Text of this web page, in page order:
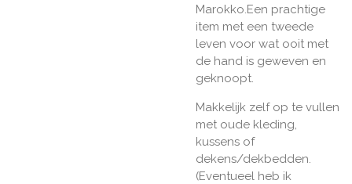
Marokko.Een prachtige
item met een tweede
leven voor wat ooit met
de hand is geweven en
geknoopt.
Makkelijk zelf op te vullen
met oude kleding,
kussens of
dekens/dekbedden.
(Eventueel heb ik